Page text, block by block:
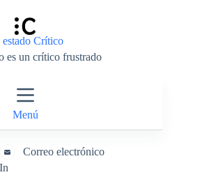
estado Crítico
es un crítico frustrado
Menú
Correo electrónico